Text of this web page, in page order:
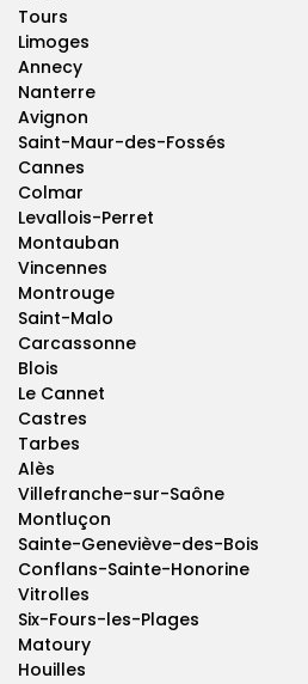
Tours
Limoges
Annecy
Nanterre
Avignon
Saint-Maur-des-Fossés
Cannes
Colmar
Levallois-Perret
Montauban
Vincennes
Montrouge
Saint-Malo
Carcassonne
Blois
Le Cannet
Castres
Tarbes
Alès
Villefranche-sur-Saône
Montluçon
Sainte-Geneviève-des-Bois
Conflans-Sainte-Honorine
Vitrolles
Six-Fours-les-Plages
Matoury
Houilles